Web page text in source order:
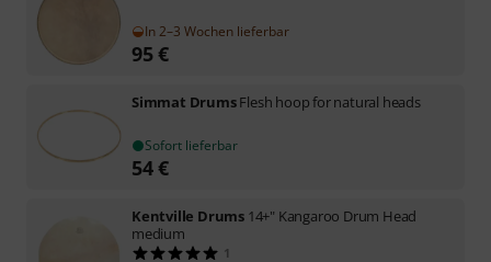
In 2–3 Wochen lieferbar
95€
Simmat DrumsFlesh hoop for natural heads
Sofort lieferbar
54€
Kentville Drums 14+" Kangaroo Drum Head
medium
1